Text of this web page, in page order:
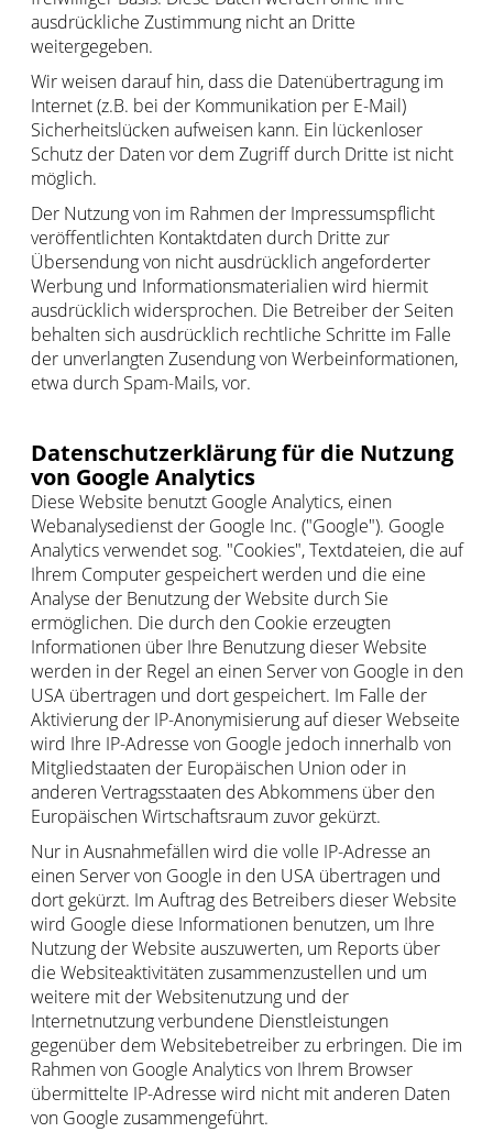
ausdrückliche Zustimmung nicht an Dritte
weitergegeben.
Wir weisen darauf hin, dass die Datenübertragung im
Internet (z.B. bei der Kommunikation per E-Mail)
Sicherheitslücken aufweisen kann. Ein lückenloser
Schutz der Daten vor dem Zugriff durch Dritte ist nicht
möglich.
Der Nutzung von im Rahmen der Impressumspflicht
veröffentlichten Kontaktdaten durch Dritte zur
Übersendung von nicht ausdrücklich angeforderter
Werbung und Informationsmaterialien wird hiermit
ausdrücklich widersprochen. Die Betreiber der Seiten
behalten sich ausdrücklich rechtliche Schritte im Falle
der unverlangten Zusendung von Werbeinformationen,
etwa durch Spam-Mails, vor.
Datenschutzerklärung für die Nutzung
von Google Analytics
Diese Website benutzt Google Analytics, einen
Webanalysedienst der Google Inc. ("Google"). Google
Analytics verwendet sog. "Cookies", Textdateien, die auf
Ihrem Computer gespeichert werden und die eine
Analyse der Benutzung der Website durch Sie
ermöglichen. Die durch den Cookie erzeugten
Informationen über Ihre Benutzung dieser Website
werden in der Regel an einen Server von Google in den
USA übertragen und dort gespeichert. Im Falle der
Aktivierung der IP-Anonymisierung auf dieser Webseite
wird Ihre IP-Adresse von Google jedoch innerhalb von
Mitgliedstaaten der Europäischen Union oder in
anderen Vertragsstaaten des Abkommens über den
Europäischen Wirtschaftsraum zuvor gekürzt.
Nur in Ausnahmefällen wird die volle IP-Adresse an
einen Server von Google in den USA übertragen und
dort gekürzt. Im Auftrag des Betreibers dieser Website
wird Google diese Informationen benutzen, um Ihre
Nutzung der Website auszuwerten, um Reports über
die Websiteaktivitäten zusammenzustellen und um
weitere mit der Websitenutzung und der
Internetnutzung verbundene Dienstleistungen
gegenüber dem Websitebetreiber zu erbringen. Die im
Rahmen von Google Analytics von Ihrem Browser
übermittelte IP-Adresse wird nicht mit anderen Daten
von Google zusammengeführt.